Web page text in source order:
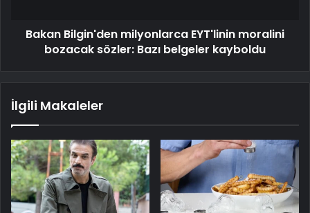
Bakan Bilgin'den milyonlarca EYT'linin moralini
bozacak sözler: Bazı belgeler kayboldu
İlgili Makaleler